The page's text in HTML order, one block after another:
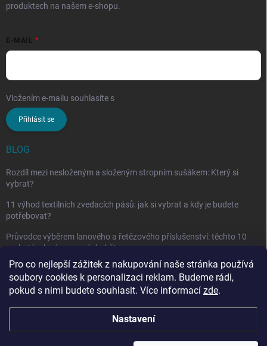
Pro co nejlepší zážitek z nakupování naše stránka používá
soubory cookies k personalizaci reklam. Budeme rádi,
pokud s nimi budete souhlasit. Více informací zde.
Nastavení
produktech na našem e-shopu.
E-MAIL
Vložením e-mailu souhlasíte s
Přihlásit se
BLOG
Rozdíl mezi nesloženým a složeným stropním sušákem: Který si
vybrat?
11 výhod textilních zvedacích pásů: jak si vybrat a kdy je budete
potřebovat?
Průvodce výběrem lanového a řetězového příslušenství: těchto 10
vychytávek vám nesmí chybět
. Všechna práva vyhrazena.Upravit nastavení